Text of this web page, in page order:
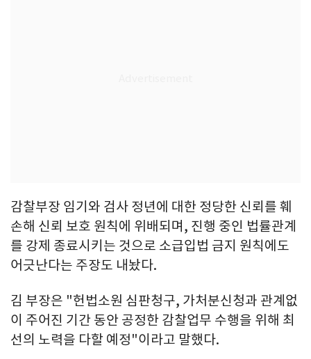
감찰부장 임기와 검사 정년에 대한 정당한 신뢰를 훼
손해 신뢰 보호 원칙에 위배되며, 진행 중인 법률관계
를 강제 종료시키는 것으로 소급입법 금지 원칙에도
어긋난다는 주장도 내놨다.
김 부장은 "헌법소원 심판청구, 가처분신청과 관계없
이 주어진 기간 동안 공정한 감찰업무 수행을 위해 최
선의 노력을 다할 예정"이라고 말했다.